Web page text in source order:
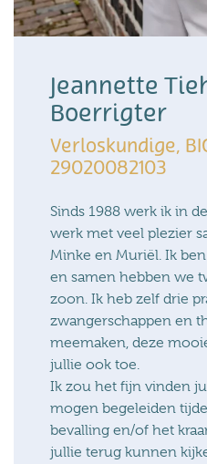
Jeannette
Boerrigter
Verloskundige,
29020082103
Sinds 1988 werk ik in
werk met veel plezier
Minke en Muriël. Ik
en samen hebben we
zoon. Ik heb zelf drie
zwangerschappen en
meemaken, deze
jullie ook toe.
Ik zou het fijn vinden
mogen begeleiden
bevalling en/of het
jullie terug kunnen